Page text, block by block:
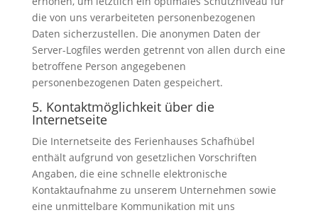
die von uns verarbeiteten personenbezogenen
Daten sicherzustellen. Die anonymen Daten der
Server-Logfiles werden getrennt von allen durch eine
betroffene Person angegebenen
personenbezogenen Daten gespeichert.
5. Kontaktmöglichkeit über die
Internetseite
Die Internetseite des Ferienhauses Schafhübel
enthält aufgrund von gesetzlichen Vorschriften
Angaben, die eine schnelle elektronische
Kontaktaufnahme zu unserem Unternehmen sowie
eine unmittelbare Kommunikation mit uns